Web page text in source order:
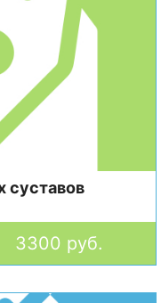
суставов
3300 руб.